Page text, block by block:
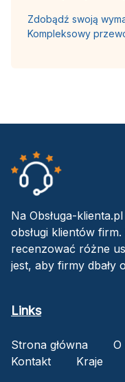
Zdobądź swoją
Kompleksowy
Na Obsługa-
obsługi klientów
recenzować różne
jest, aby firmy dbały
Links
Strona główna O
Kontakt
Kraje